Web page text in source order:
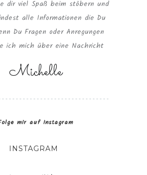
dir viel Spaß beim stöbern und
alle Informationen die Du
Du Fragen oder Anregungen
ich mich über eine Nachricht
Michelle
mir auf Instagram
INSTAGRAM